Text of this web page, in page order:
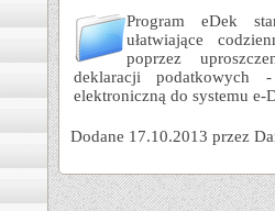
Program eDek
ułatwiające
poprzez
deklaracji
elektroniczną do systemu e-
Dodane 17.10.2013 przez